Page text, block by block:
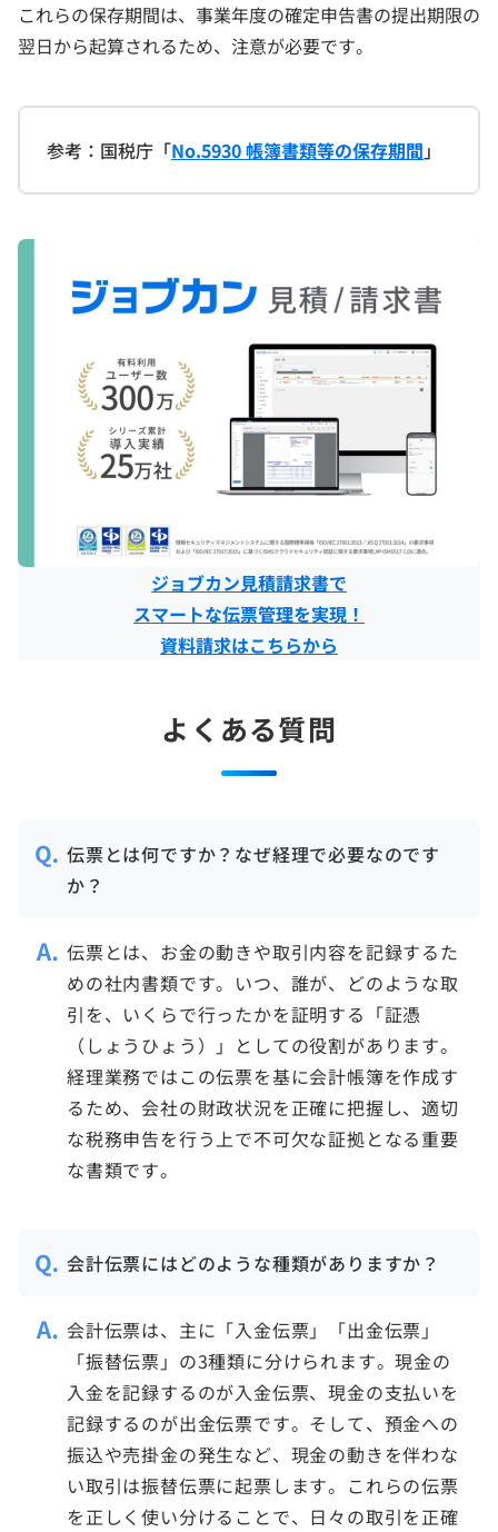
これらの保存期間は、事業年度の確定申告書の提出期限の
翌日から起算されるため、注意が必要です。
参考：国税庁「No.5930 帳簿書類等の保存期間 」
ジョブカン見積請求書で
スマートな伝票管理を実現！
資料請求はこちらから
よくある質問
伝票とは何ですか？なぜ経理で必要なのです
か？
伝票とは、お金の動きや取引内容を記録するた
めの社内書類です。いつ、誰が、どのような取
引を、いくらで行ったかを証明する「証憑
（しょうひょう）」としての役割があります。
経理業務ではこの伝票を基に会計帳簿を作成す
るため、会社の財政状況を正確に把握し、適切
な税務申告を行う上で不可欠な証拠となる重要
な書類です。
会計伝票にはどのような種類がありますか？
会計伝票は、主に「入金伝票」「出金伝票」
「振替伝票」の3種類に分けられます。現金の
入金を記録するのが入金伝票、現金の支払いを
記録するのが出金伝票です。そして、預金への
振込や売掛金の発生など、現金の動きを伴わな
い取引は振替伝票に起票します。これらの伝票
を正しく使い分けることで、日々の取引を正確